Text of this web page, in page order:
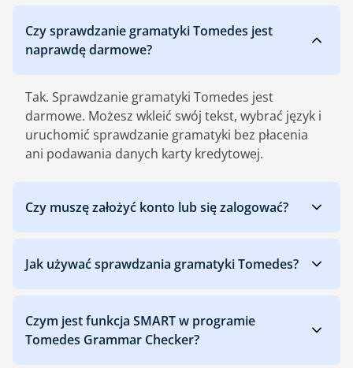
Czy sprawdzanie gramatyki Tomedes jest
naprawdę darmowe?
Tak. Sprawdzanie gramatyki Tomedes jest
darmowe. Możesz wkleić swój tekst, wybrać język i
uruchomić sprawdzanie gramatyki bez płacenia
ani podawania danych karty kredytowej.
Czy muszę założyć konto lub się zalogować?
Jak używać sprawdzania gramatyki Tomedes?
Czym jest funkcja SMART w programie
Tomedes Grammar Checker?